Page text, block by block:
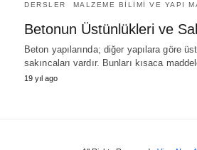
DERSLER MALZEME BILIMI VE YAPI
Betonun Üstünlükleri ve
Beton yapılarında; diğer yapılara göre
sakıncaları vardır. Bunları kısaca
19 yıl ago